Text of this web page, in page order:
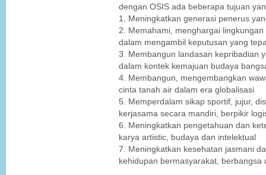
dengan OSIS ada beberapa tujuan
1. Meningkatkan generasi penerus
2. Memahami, menghargai
dalam mengambil keputusan yang
3. Membangun landasan kepribadian
dalam kontek kemajuan budaya
4. Membangun, mengembangkan
cinta tanah air dalam era globalisasi
5. Memperdalam sikap sportif, jujur,
kerjasama secara mandiri, berpikir
6. Meningkatkan pengetahuan dan
karya artistic, budaya dan intelektual
7. Meningkatkan kesehatan jasmani
kehidupan bermasyarakat, berbangsa